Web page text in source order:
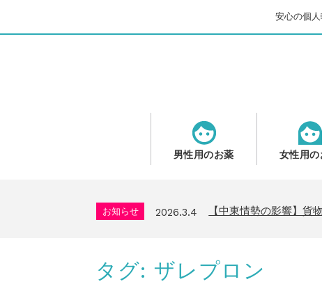
安心の個
男性用のお薬 女性用の
お知らせ 2026.3.4 【中東情勢の影響】貨
お知らせ 2025.8.24 問い合わせ停止期間の
タグ: ザレプロン